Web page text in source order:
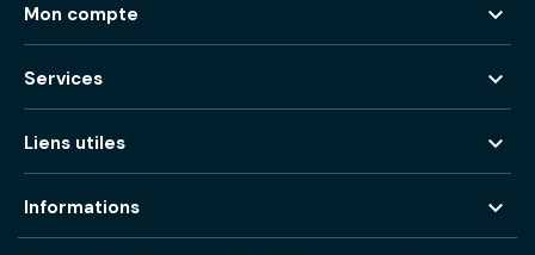
Mon compte 
Services 
Liens utiles 
Informations 